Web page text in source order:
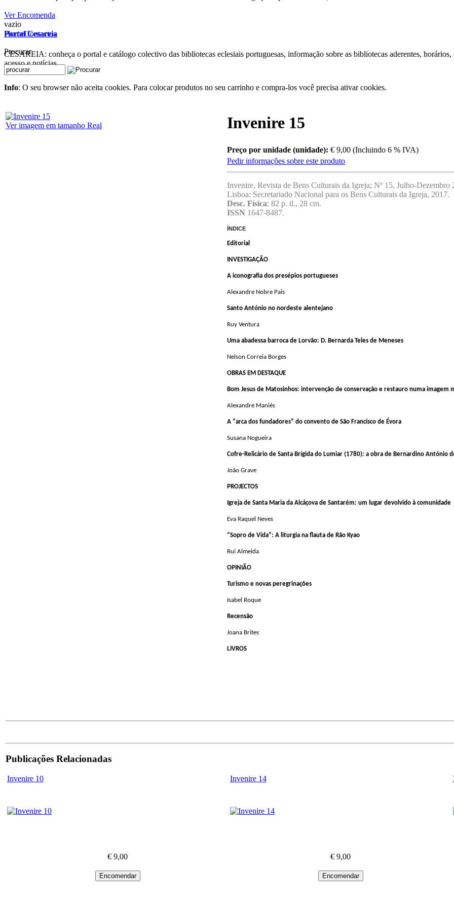
Portal Cesareia
CESAREIA: conheça o portal e catálogo colectivo das bibliotecas eclesiais portuguesas, informação sobre as bibliotecas aderentes, horários,
acesso e notícias
Ver Encomenda
vazio
HomeContactos
Procurar
Info: O seu browser não aceita cookies. Para colocar produtos no seu carrinho e compra-los você precisa ativar cookies.
Ver imagem em tamanho Real Invenire 15
Preço por unidade (unidade): € 9,00 (Incluindo 6 % IVA)
Pedir informações sobre este produto
Invenire, Revista de Bens Culturais da Igreja; Nº 15, Julho-Dezembro
Lisboa: Secretariado Nacional para os Bens Culturais da Igreja, 2017.
Desc. Física: 82 p. il., 28 cm.
ISSN 1647-8487.
ÍNDICE
Editorial
INVESTIGAÇÃO
A iconografia dos presépios portugueses
Alexandre Nobre Pais
Santo António no nordeste alentejano
Ruy Ventura
Uma abadessa barroca de Lorvão: D. Bernarda Teles de Meneses
Nelson Correia Borges
OBRAS EM DESTAQUE
Bom Jesus de Matosinhos: intervenção de conservação e restauro numa imagem
Alexandre Maniés
A “arca dos fundadores” do convento de São Francisco de Évora
Susana Nogueira
Cofre-Relicário de Santa Brígida do Lumiar (1780): a obra de Bernardino António
João Grave
PROJECTOS
Igreja de Santa Maria da Alcáçova de Santarém: um lugar devolvido à comunidade
Eva Raquel Neves
“Sopro de Vida”: A liturgia na flauta de Rão Kyao
Rui Almeida
OPINIÃO
Turismo e novas peregrinações
Isabel Roque
Recensão
Joana Brites
LIVROS
Publicações Relacionadas
Invenire 10
€ 9,00
Invenire 14
€ 9,00